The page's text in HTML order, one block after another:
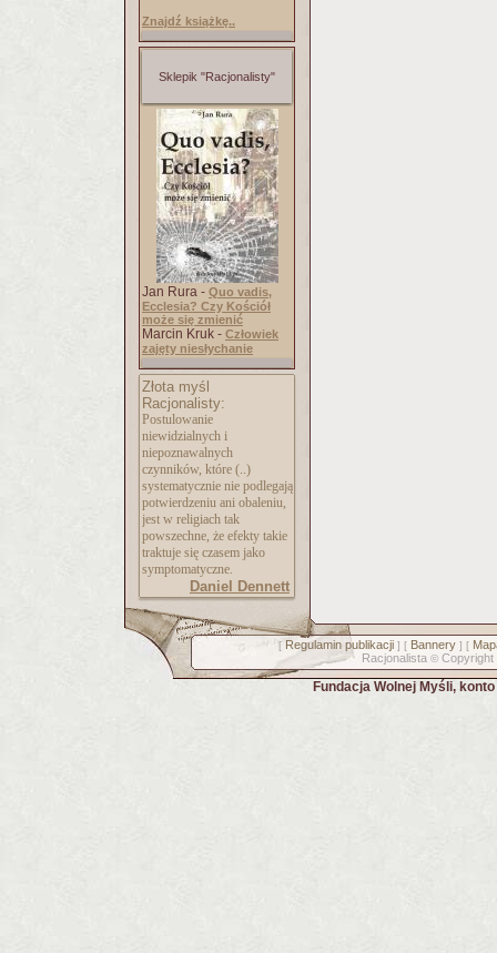
Znajdź książkę..
Sklepik "Racjonalisty"
Jan Rura - Quo vadis,
Ecclesia? Czy Kościół
może się zmienić
Marcin Kruk - Człowiek
zajęty niesłychanie
Złota myśl
Racjonalisty:
Postulowanie
niewidzialnych i
niepoznawalnych
czynników, które (..)
systematycznie nie podlegają
potwierdzeniu ani obaleniu,
jest w religiach tak
powszechne, że efekty takie
traktuje się czasem jako
symptomatyczne.
Daniel Dennett
[ Regulamin publikacji] [ Bannery] [
Racjonalista © Copyright
Fundacja Wolnej Myśli,